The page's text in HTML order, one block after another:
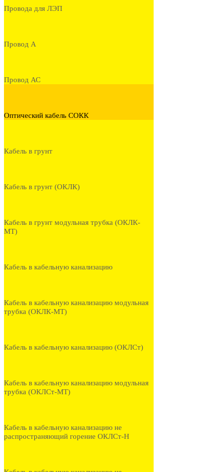
Провода для ЛЭП
Провод А
Провод АС
Оптический кабель СОКК
Кабель в грунт
Кабель в грунт (ОКЛК)
Кабель в грунт модульная трубка (ОКЛК-
МТ)
Кабель в кабельную канализацию
Кабель в кабельную канализацию модульная
трубка (ОКЛК-МТ)
Кабель в кабельную канализацию (ОКЛСт)
Кабель в кабельную канализацию модульная
трубка (ОКЛСт-МТ)
Кабель в кабельную канализацию не
распространяющий горение ОКЛСт-Н